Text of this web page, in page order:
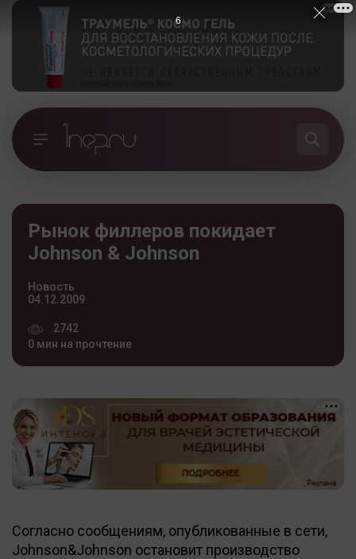
Рынок филлеров покидает
Johnson & Johnson
Новость
04.12.2009
2742
0 мин на прочтение
Согласно сообщениям, опубликованные в сети,
Johnson&Johnson остановит производство
5